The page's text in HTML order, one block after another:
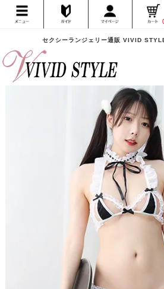
セクシーランジェリー通販 VIVID